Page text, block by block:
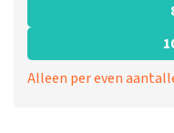
Alleen per even